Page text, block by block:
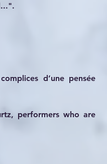
d’une pensée
performers who are